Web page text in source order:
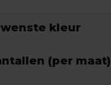
kleur
(per maat)